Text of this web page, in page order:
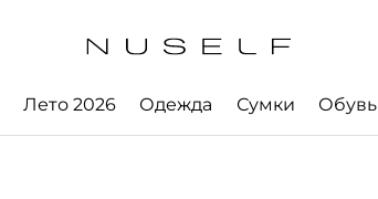
Лето 2026 Одежда Сумки Обувь